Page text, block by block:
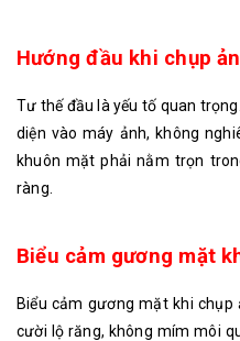
Hướng đầu khi chụp
Tư thế đầu là yếu tố quan
diện vào máy ảnh, không
khuôn mặt phải nằm trọn
ràng.
Biểu cảm gương mặt
Biểu cảm gương mặt khi
cười lộ răng, không mím môi